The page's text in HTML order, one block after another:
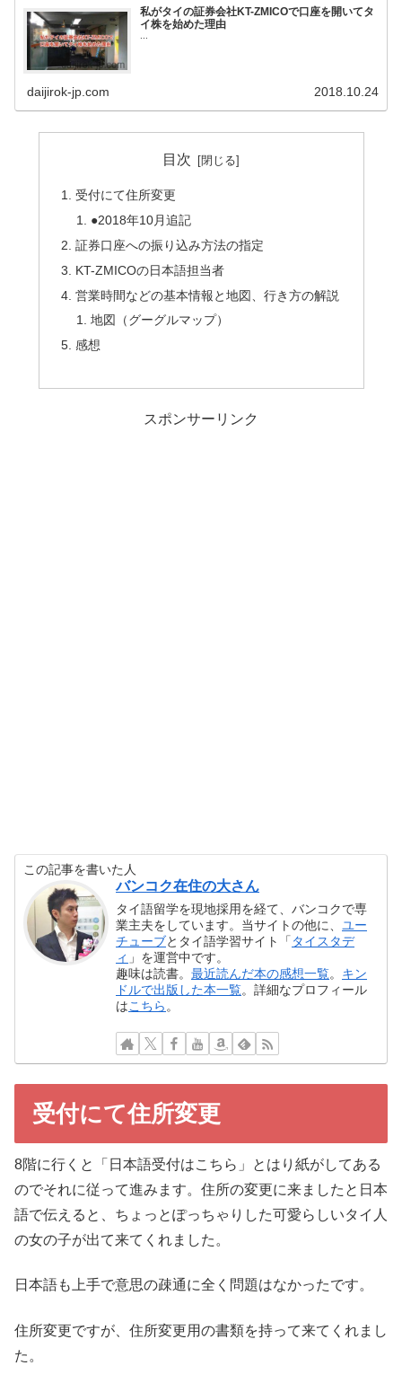
私がタイの証券会社KT-ZMICOで口座を開いてタ
イ株を始めた理由
...
daijirok-jp.com 2018.10.24
目次
受付にて住所変更
●2018年10月追記
証券口座への振り込み方法の指定
KT-ZMICOの日本語担当者
営業時間などの基本情報と地図、行き方の解説
地図（グーグルマップ）
感想
スポンサーリンク
この記事を書いた人
バンコク在住の大さん
タイ語留学を現地採用を経て、バンコクで専
業主夫をしています。当サイトの他に、 ユー
チューブとタイ語学習サイト「 タイスタデ
ィ 」を運営中です。
趣味は読書。最近読んだ本の感想一覧。 キン
ドルで出版した本一覧。詳細なプロフィール
はこちら 。
受付にて住所変更
8階に行くと「日本語受付はこちら」とはり紙がしてある
のでそれに従って進みます。住所の変更に来ましたと日本
語で伝えると、ちょっとぽっちゃりした可愛らしいタイ人
の女の子が出て来てくれました。
日本語も上手で意思の疎通に全く問題はなかったです。
住所変更ですが、住所変更用の書類を持って来てくれまし
た。